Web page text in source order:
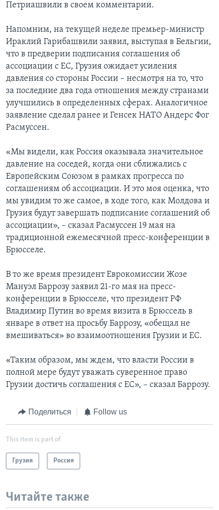
Петриашвили в своем комментарии.
Напомним, на текущей неделе премьер-министр
Ираклий Гарибашвили заявил, выступая в Бельгии,
что в предверии подписания соглашения об
ассоциации с ЕС, Грузия ожидает усиления
давления со стороны России – несмотря на то, что
за последние два года отношения между странами
улучшились в определенных сферах. Аналогичное
заявление сделал ранее и Генсек НАТО Андерс Фог
Расмуссен.
«Мы видели, как Россия оказывала значительное
давление на соседей, когда они сближались с
Европейским Союзом в рамках прогресса по
соглашениям об ассоциации. И это моя оценка, что
мы увидим то же самое, в ходе того, как Молдова и
Грузия будут завершать подписание соглашений об
ассоциации», – сказал Расмуссен 19 мая на
традиционной ежемесячной пресс-конференции в
Брюсселе.
В то же время президент Еврокомиссии Жозе
Мануэл Баррозу заявил 21-го мая на пресс-
конференции в Брюсселе, что президент РФ
Владимир Путин во время визита в Брюссель в
январе в ответ на просьбу Баррозу, «обещал не
вмешиваться» во взаимоотношения Грузии и ЕС.
«Таким образом, мы ждем, что власти России в
полной мере будут уважать суверенное право
Грузии достичь соглашения с ЕС», – сказал Баррозу.
Поделиться Follow us
This item is part of
Грузия Россия
Читайте также